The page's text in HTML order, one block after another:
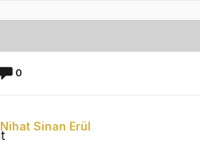
0
Nihat Sinan Erül